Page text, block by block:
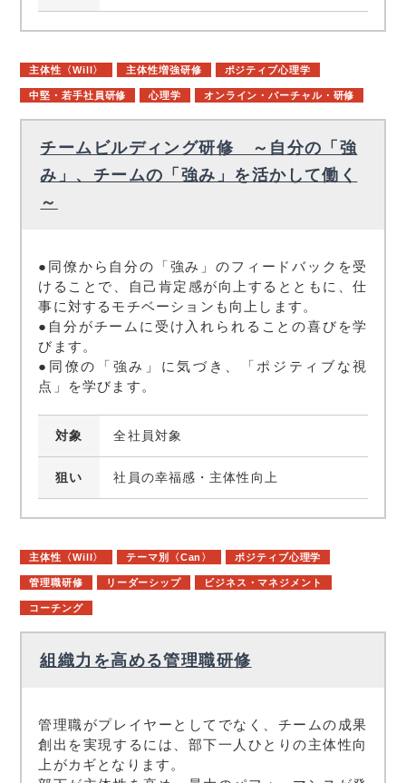
主体性〈Will〉 主体性増強研修 ポジティブ心理学
中堅・若手社員研修 心理学 オンライン・バーチャル・研修
チームビルディング研修 ～自分の「強
み」、チームの「強み」を活かして働く
～
●同僚から自分の「強み」のフィードバックを受
けることで、自己肯定感が向上するとともに、仕
事に対するモチベーションも向上します。
●自分がチームに受け入れられることの喜びを学
びます。
●同僚の「強み」に気づき、「ポジティブな視
点」を学びます。
対象 全社員対象
狙い 社員の幸福感・主体性向上
主体性〈Will〉 テーマ別〈Can〉 ポジティブ心理学
管理職研修 リーダーシップ ビジネス・マネジメント
コーチング
組織力を高める管理職研修
管理職がプレイヤーとしてでなく、チームの成果
創出を実現するには、部下一人ひとりの主体性向
上がカギとなります。